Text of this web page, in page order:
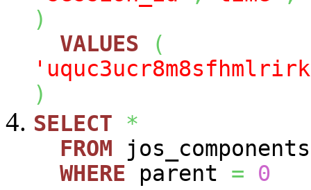
)
VALUES
(
)
SELECT
*
FROM jos_components
WHERE parent =
0